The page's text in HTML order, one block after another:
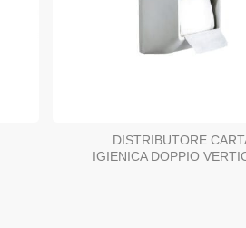
DISTRIBUTORE
IGIENICA DOPPIO